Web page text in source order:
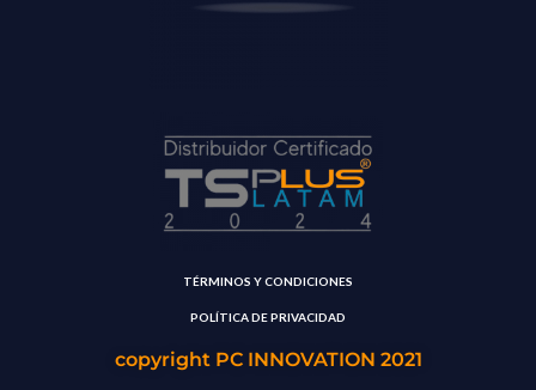
TÉRMINOS Y CONDICIONES
POLÍTICA DE PRIVACIDAD
copyright PC INNOVATION 2021